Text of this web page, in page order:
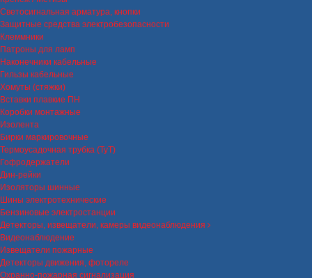
Светосигнальная арматура, кнопки
Защитные средства электробезопасности
Клеммники
Патроны для ламп
Наконечники кабельные
Гильзы кабельные
Хомуты (стяжки)
Вставки плавкие ПН
Коробки монтажные
Изолента
Бирки маркировочные
Термоусадочная трубка (ТуТ)
Гофродержатели
Дин-рейки
Изоляторы шинные
Шины электротехнические
Бензиновые электростанции
Детекторы, извещатели, камеры видеонаблюдения
Видеонаблюдение
Извещатели пожарные
Детекторы движения, фотореле
Охранно-пожарная сигнализация